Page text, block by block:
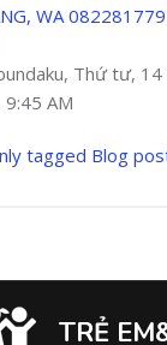
WA
Thứ tư,
AM
tagged Blog
TRẺ